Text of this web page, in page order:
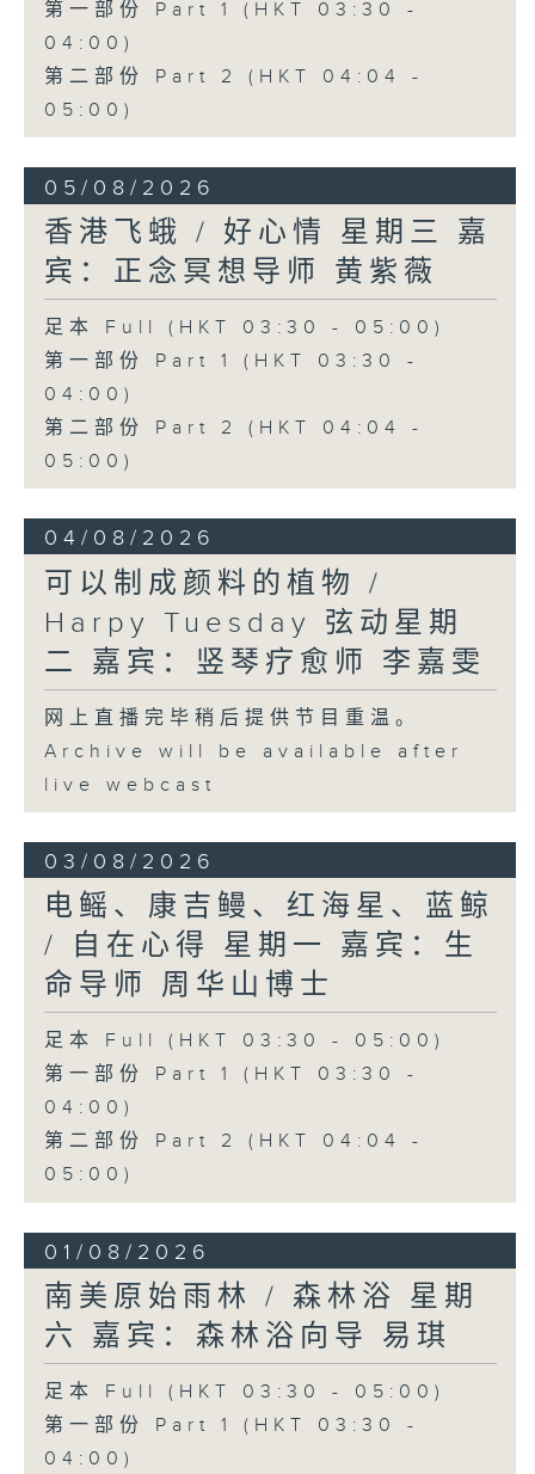
第一部份 Part 1 (HKT 03:30 -
04:00)
第二部份 Part 2 (HKT 04:04 -
05:00)
05/08/2026
香港飞蛾 / 好心情 星期三 嘉
宾：正念冥想导师 黄紫薇
足本 Full (HKT 03:30 - 05:00)
第一部份 Part 1 (HKT 03:30 -
04:00)
第二部份 Part 2 (HKT 04:04 -
05:00)
04/08/2026
可以制成颜料的植物 /
Harpy Tuesday 弦动星期
二 嘉宾：竖琴疗愈师 李嘉雯
网上直播完毕稍后提供节目重温。
Archive will be available after
live webcast
03/08/2026
电鳐、康吉鳗、红海星、蓝鲸
/ 自在心得 星期一 嘉宾：生
命导师 周华山博士
足本 Full (HKT 03:30 - 05:00)
第一部份 Part 1 (HKT 03:30 -
04:00)
第二部份 Part 2 (HKT 04:04 -
05:00)
01/08/2026
南美原始雨林 / 森林浴 星期
六 嘉宾：森林浴向导 易琪
足本 Full (HKT 03:30 - 05:00)
第一部份 Part 1 (HKT 03:30 -
04:00)